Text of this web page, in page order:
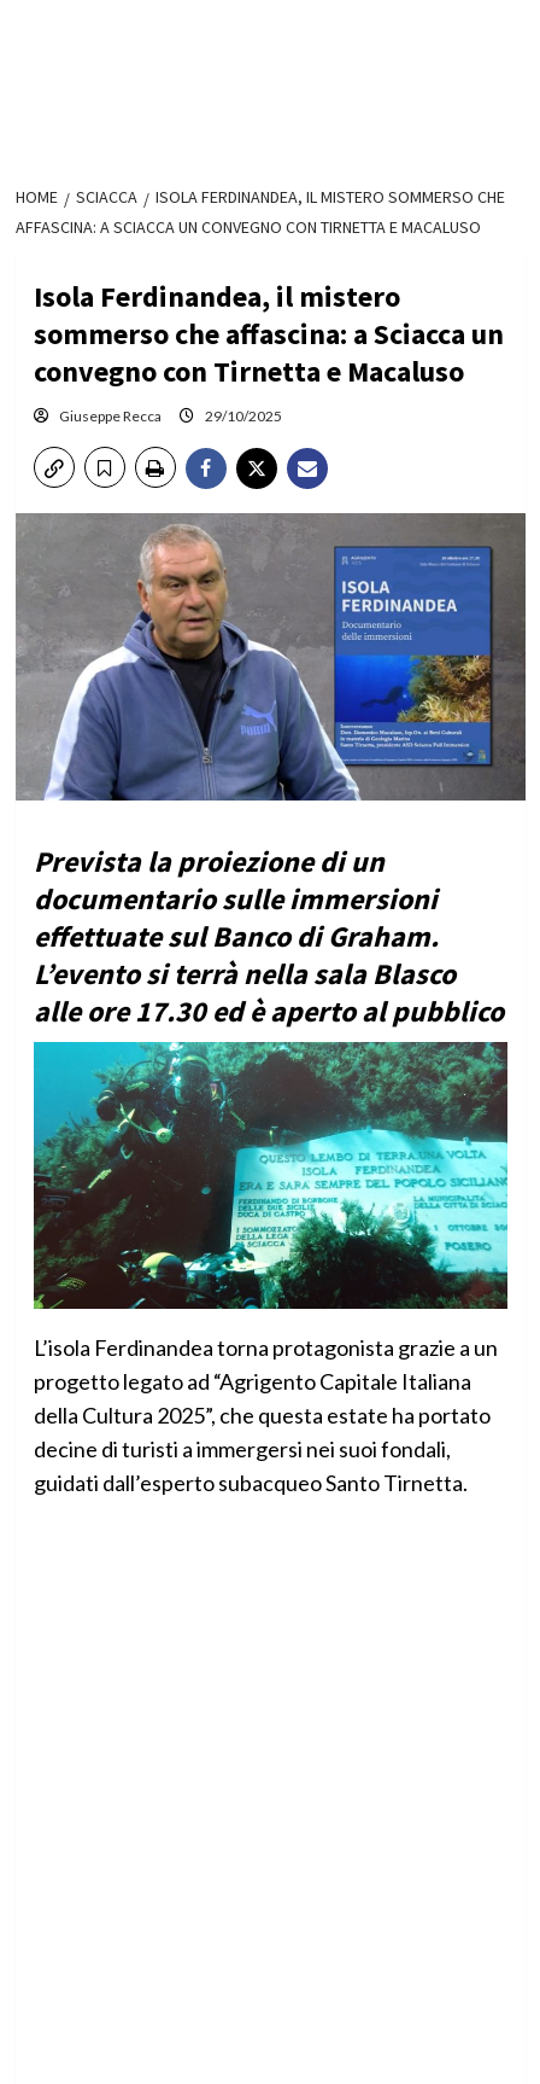
HOME SCIACCA
ISOLA FERDINANDEA, IL MISTERO SOMMERSO CHE
AFFASCINA: A SCIACCA UN CONVEGNO CON TIRNETTA E MACALUSO
Isola Ferdinandea, il mistero
sommerso che affascina: a Sciacca un
convegno con Tirnetta e Macaluso
Giuseppe Recca 29/10/2025
Prevista la proiezione di un
documentario sulle immersioni
effettuate sul Banco di Graham.
L’evento si terrà nella sala Blasco
alle ore 17.30 ed è aperto al pubblico
L’isola Ferdinandea torna protagonista grazie a un
progetto legato ad “Agrigento Capitale Italiana
della Cultura 2025”, che questa estate ha portato
decine di turisti a immergersi nei suoi fondali,
guidati dall’esperto subacqueo Santo Tirnetta.